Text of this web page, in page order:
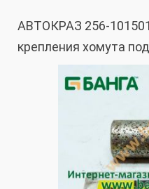
АВТОКРАЗ 256-
крепления хомута